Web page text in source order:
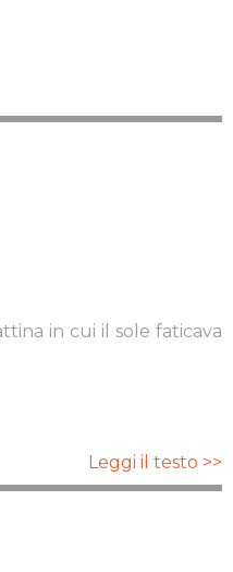
in cui il sole faticava
Leggi il testo >>